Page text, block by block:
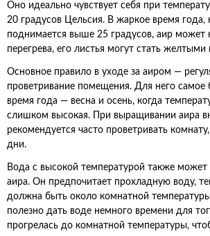
Оно идеально чувствует себя при
20 градусов Цельсия. В жаркое время года,
поднимается выше 25 градусов, аир может
перегрева, его листья могут стать желтыми
Основное правило в уходе за аиром —
проветривание помещения. Для него самое
время года — весна и осень, когда
слишком высокая. При выращивании аира
рекомендуется часто проветривать
дни.
Вода с высокой температурой также
аира. Он предпочитает прохладную воду,
должна быть около комнатной
полезно дать воде немного времени для
прогрелась до комнатной температуры,